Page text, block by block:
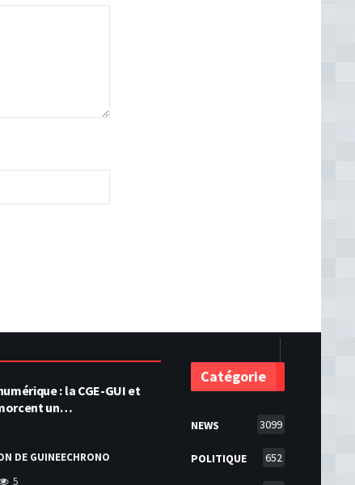
: la CGE-GUI et
un…
DE GUINEECHRONO
5
Catégorie
NEWS 3099
POLITIQUE 652